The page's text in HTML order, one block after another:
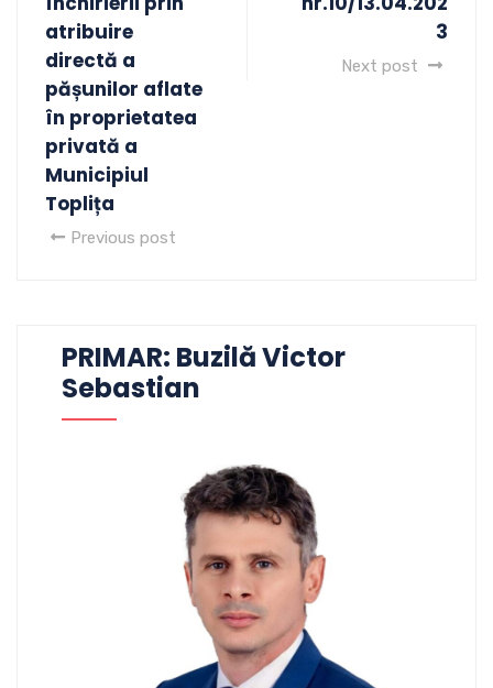
atribuire
directă a
pășunilor aflate
în proprietatea
privată a
Municipiul
Toplița
Previous post
3
Next post
PRIMAR: Buzilă Victor
Sebastian